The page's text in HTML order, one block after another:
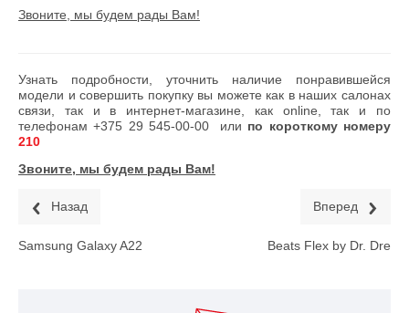
Звоните, мы будем рады Вам!
Узнать подробности, уточнить наличие понравившейся
модели и совершить покупку вы можете как в наших салонах
связи, так и в интернет-магазине, как online, так и по
телефонам+375 29 545-00-00 или по короткому номеру
210
Звоните, мы будем рады Вам!
Назад
Samsung Galaxy A22
Вперед
Beats Flex by Dr. Dre